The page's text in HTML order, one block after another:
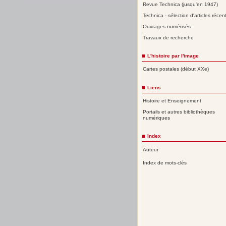
Revue Technica (jusqu'en 1947)
Technica - sélection d'articles
Ouvrages numérisés
Travaux de recherche
L'histoire par l'image
Cartes postales (début XXe)
Liens
Histoire et Enseignement
Portails et autres bibliothèques
numériques
Index
Auteur
Index de mots-clés